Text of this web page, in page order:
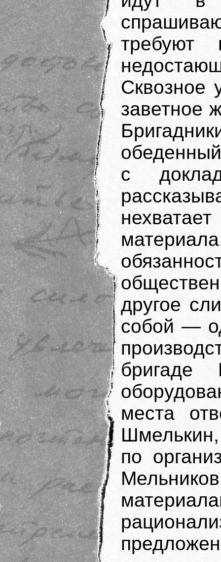
требуют
Сквозное
заветное
с
другое
собой —
бригаде
места
по